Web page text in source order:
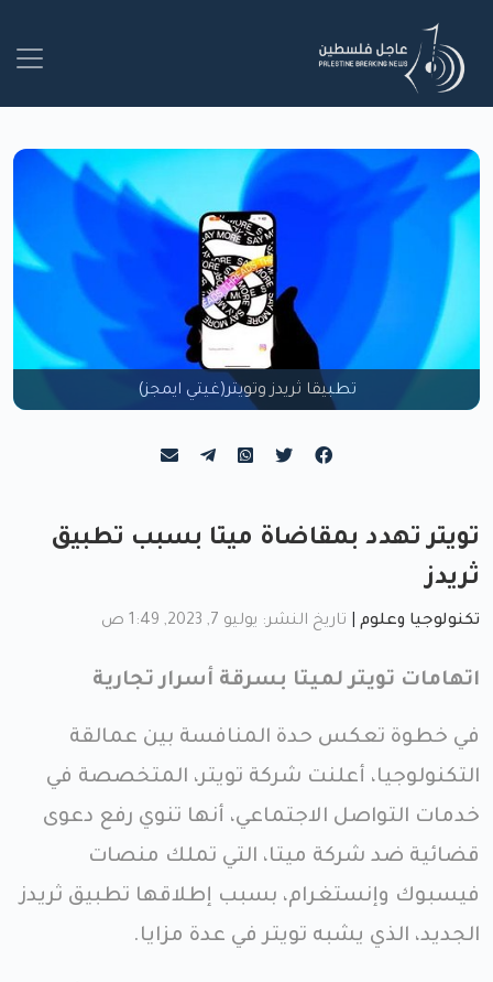
تطبيقا ثريدز وتويتر(غيتي ايمجز)
تويتر تهدد بمقاضاة ميتا بسبب تطبيق
ثريدز
تكنولوجيا وعلوم تاريخ النشر: يوليو 7, 2023, 1:49 ص
اتهامات تويتر لميتا بسرقة أسرار تجارية
في خطوة تعكس حدة المنافسة بين عمالقة
التكنولوجيا، أعلنت شركة تويتر، المتخصصة في
خدمات التواصل الاجتماعي، أنها تنوي رفع دعوى
قضائية ضد شركة ميتا، التي تملك منصات
فيسبوك وإنستغرام، بسبب إطلاقها تطبيق ثريدز
الجديد، الذي يشبه تويتر في عدة مزايا.